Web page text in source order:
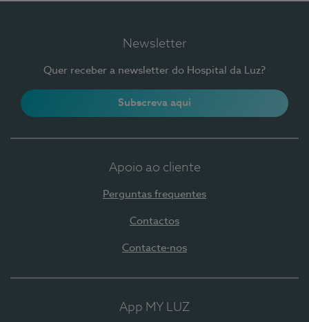
Newsletter
Quer receber a newsletter do Hospital da Luz?
Subscreva aqui
Apoio ao cliente
Perguntas frequentes
Contactos
Contacte-nos
App MY LUZ